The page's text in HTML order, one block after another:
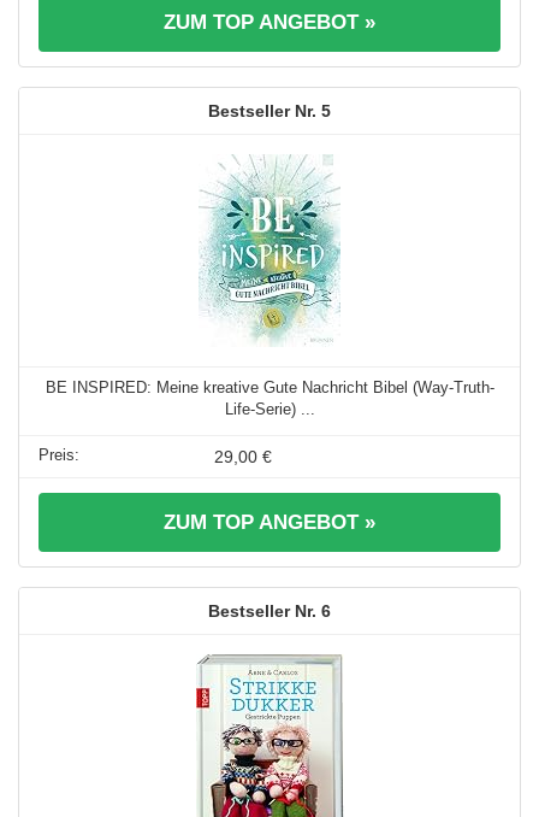
ZUM TOP ANGEBOT »
5
BE INSPIRED: Meine kreative Gute Nachricht Bibel (Way-Truth-
Life-Serie) ...
29,00 €
ZUM TOP ANGEBOT »
6